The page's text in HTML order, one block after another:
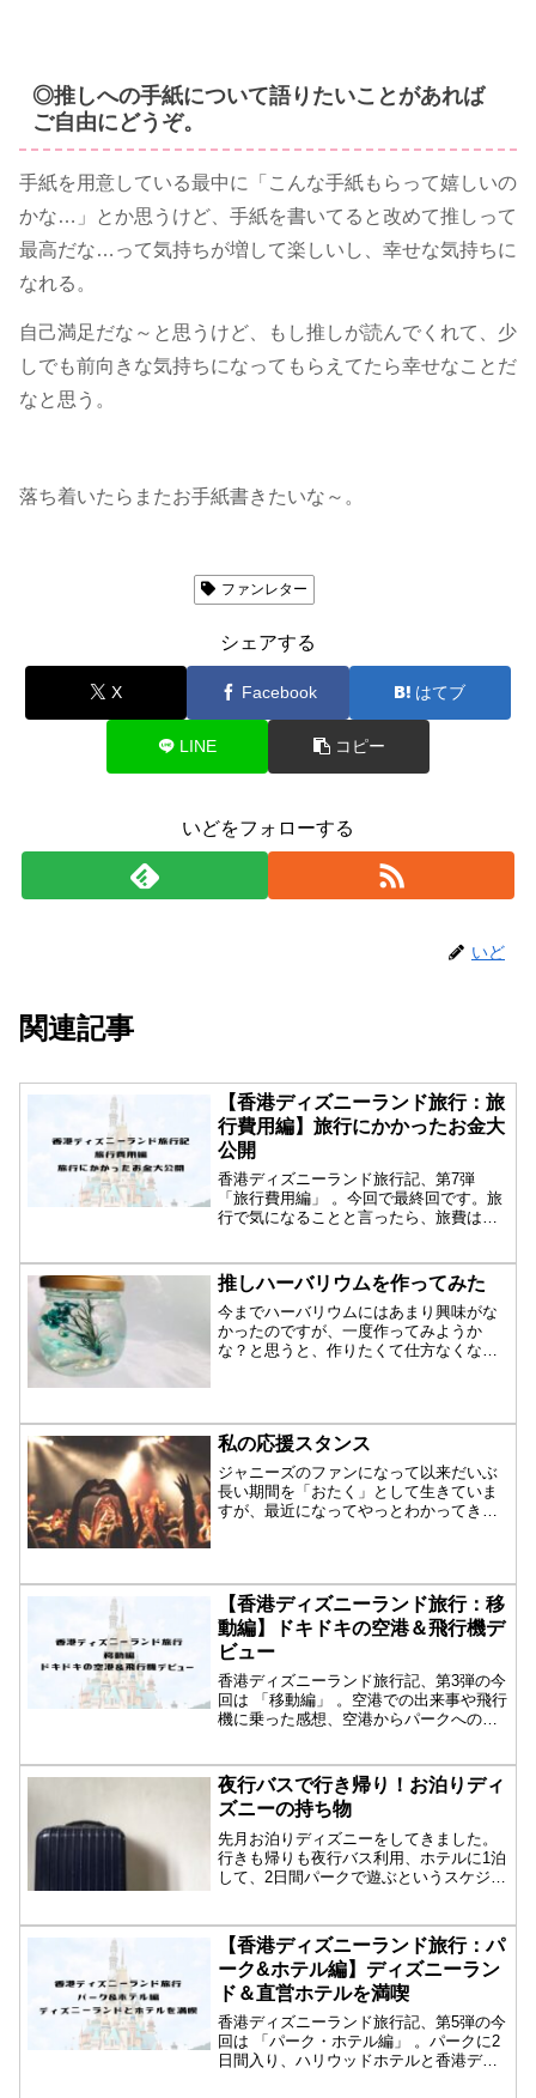
◎推しへの手紙について語りたいことがあれば
ご自由にどうぞ。
手紙を用意している最中に「こんな手紙もらって嬉しいの
かな…」とか思うけど、手紙を書いてると改めて推しって
最高だな…って気持ちが増して楽しいし、幸せな気持ちに
なれる。
自己満足だな～と思うけど、もし推しが読んでくれて、少
しでも前向きな気持ちになってもらえてたら幸せなことだ
なと思う。
落ち着いたらまたお手紙書きたいな～。
ファンレター
シェアする
X Facebook はてブ
LINE コピー
いどをフォローする
いど
関連記事
【香港ディズニーランド旅行：旅
行費用編】旅行にかかったお金大
公開
香港ディズニーランド旅行記、第7弾
「旅行費用編」 。今回で最終回です。旅
行で気になることと言ったら、旅費は一
推しハーバリウムを作ってみた
今までハーバリウムにはあまり興味がな
かったのですが、一度作ってみようか
な？と思うと、作りたくて仕方なくな
私の応援スタンス
ジャニーズのファンになって以来だいぶ
長い期間を「おたく」として生きていま
すが、最近になってやっとわかってき
【香港ディズニーランド旅行：移
動編】ドキドキの空港＆飛行機デ
ビュー
香港ディズニーランド旅行記、第3弾の今
回は 「移動編」 。空港での出来事や飛行
機に乗った感想、空港からパークへの移
夜行バスで行き帰り！お泊りディ
ズニーの持ち物
先月お泊りディズニーをしてきました。
行きも帰りも夜行バス利用、ホテルに1泊
して、2日間パークで遊ぶというスケジュ
【香港ディズニーランド旅行：パ
ーク&ホテル編】ディズニーラン
ド＆直営ホテルを満喫
香港ディズニーランド旅行記、第5弾の今
回は 「パーク・ホテル編」 。パークに2
日間入り、ハリウッドホテルと香港ディ